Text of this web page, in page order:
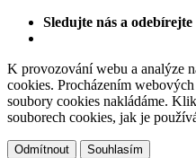
Sledujte nás a odebírejte
K provozování webu a analýze
cookies. Procházením
soubory cookies nakládáme.
souborech cookies, jak je
Odmítnout Souhlasím